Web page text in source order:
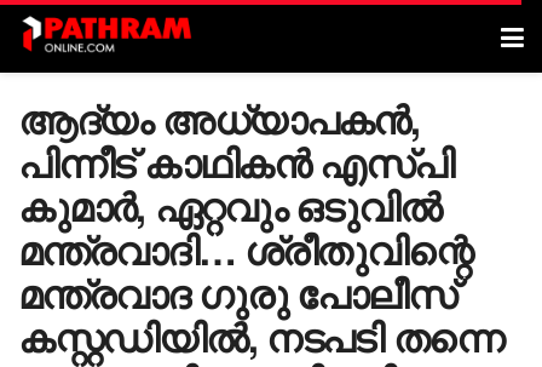
ആദ്യം അധ്യാപകൻ,
പിന്നീട് കാഥികൻ എസ്പി
കുമാർ, ഏറ്റവും ഒടുവിൽ
മന്ത്രവാദി… ശ്രീതുവിന്റെ
മന്ത്രവാദ ​ഗുരു പോലീസ്
കസ്റ്റഡിയിൽ, നടപടി തന്നെ